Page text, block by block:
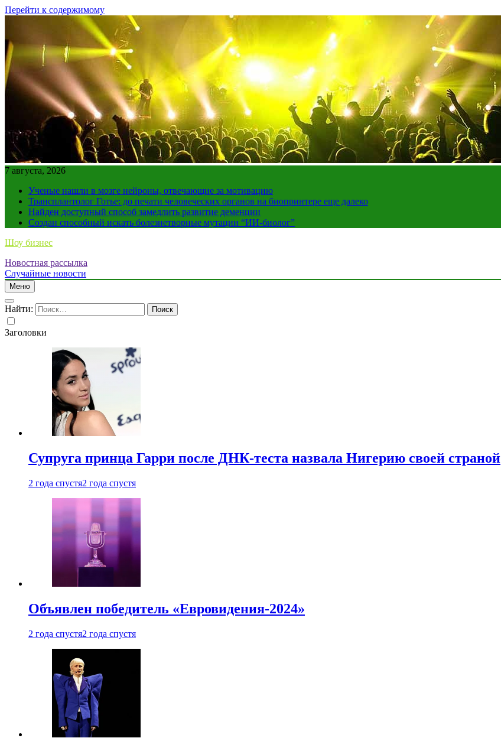
Перейти к содержимому
7 августа, 2026
Ученые нашли в мозге нейроны, отвечающие за мотивацию
Трансплантолог Готье: до печати человеческих органов на биопринтере еще далеко
Найден доступный способ замедлить развитие деменции
Создан способный искать болезнетворные мутации “ИИ-биолог”
Шоу бизнес
Новостная рассылка
Случайные новости
Меню
Найти:
Заголовки
Супруга принца Гарри после ДНК-теста назвала Нигерию своей страной
2 года спустя2 года спустя
Объявлен победитель «Евровидения-2024»
2 года спустя2 года спустя